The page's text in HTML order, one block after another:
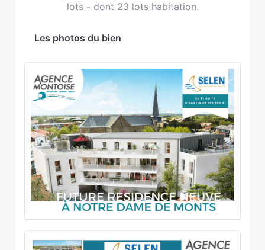
lots - dont 23 lots habitation.
Les photos du bien